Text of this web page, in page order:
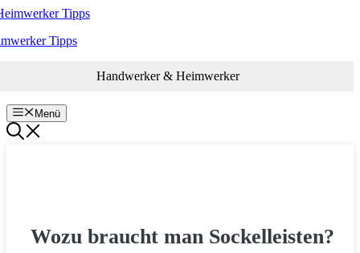
Zum
springenTipps
Handwerker & Heimwerker
Menü
Wozu braucht man Sockelleisten?